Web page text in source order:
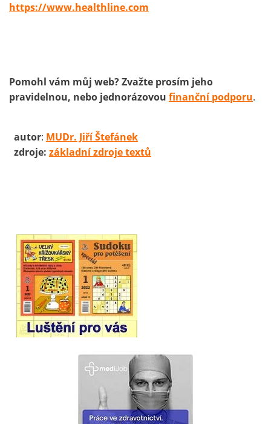
https://www.healthline.com
Pomohl vám můj web? Zvažte prosím jeho
pravidelnou, nebo jednorázovou finanční podporu.
autor: MUDr. Jiří Štefánek
zdroje: základní zdroje textů